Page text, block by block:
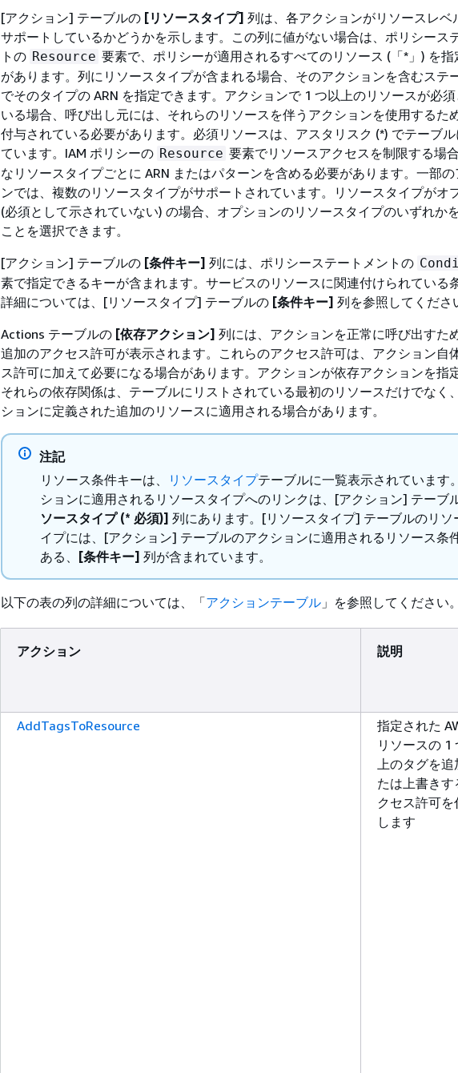
[アクション] テーブルの [リソースタイプ] 列は、各アクションがリソースレベ
サポートしているかどうかを示します。この列に値がない場合は、ポリシース
トの Resource 要素で、ポリシーが適用されるすべてのリソース (「*」) を
があります。列にリソースタイプが含まれる場合、そのアクションを含むステ
でそのタイプの ARN を指定できます。アクションで 1 つ以上のリソースが必
いる場合、呼び出し元には、それらのリソースを伴うアクションを使用するた
付与されている必要があります。必須リソースは、アスタリスク (*) でテーブ
ています。IAM ポリシーの Resource 要素でリソースアクセスを制限する場
なリソースタイプごとに ARN またはパターンを含める必要があります。一部の
ンでは、複数のリソースタイプがサポートされています。リソースタイプがオ
(必須として示されていない) の場合、オプションのリソースタイプのいずれか
ことを選択できます。
[アクション] テーブルの [条件キー] 列には、ポリシーステートメントの
素で指定できるキーが含まれます。サービスのリソースに関連付けられている
詳細については、[リソースタイプ] テーブルの [条件キー] 列を参照してくださ
Actions テーブルの [依存アクション] 列には、アクションを正常に呼び出すた
追加のアクセス許可が表示されます。これらのアクセス許可は、アクション自
ス許可に加えて必要になる場合があります。アクションが依存アクションを指
それらの依存関係は、テーブルにリストされている最初のリソースだけでなく
ションに定義された追加のリソースに適用される場合があります。
注記
リソース条件キーは、
リソースタイプテーブルに一覧表示されています
ションに適用されるリソースタイプへのリンクは、[アクション] テーブ
ソースタイプ (* 必須)] 列にあります。[リソースタイプ] テーブルのリソ
イプには、[アクション] テーブルのアクションに適用されるリソース条
ある、 [条件キー] 列が含まれています。
以下の表の列の詳細については、「アクションテーブル 」を参照してください。
アクション 説明
AddTagsToResource
指定された
リソースの 1
上のタグを追
たは上書きす
クセス許可を
します